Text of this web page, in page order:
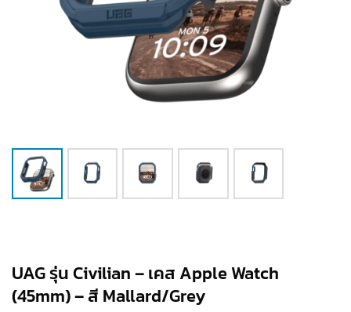
UAG รุ่น Civilian – เคส Apple Watch
(45mm) – สี Mallard/Grey